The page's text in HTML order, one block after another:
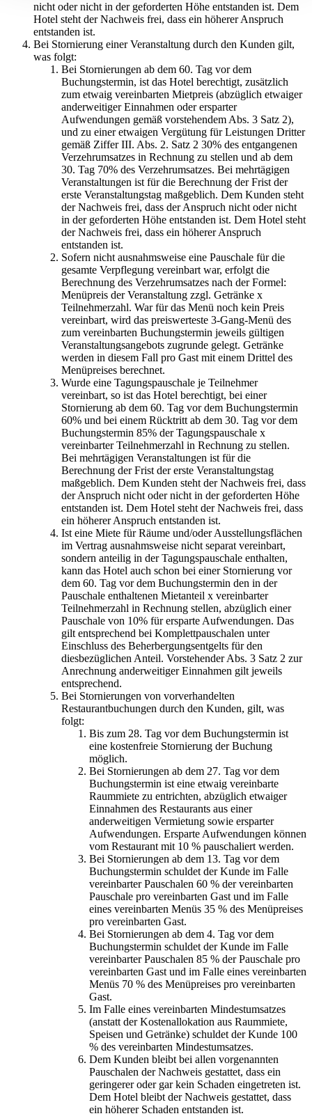
nicht oder nicht in der geforderten Höhe entstanden ist. Dem
Hotel steht der Nachweis frei, dass ein höherer Anspruch
entstanden ist.
Bei Stornierung einer Veranstaltung durch den Kunden gilt,
was folgt:
Bei Stornierungen ab dem 60. Tag vor dem
Buchungstermin, ist das Hotel berechtigt, zusätzlich
zum etwaig vereinbarten Mietpreis (abzüglich etwaiger
anderweitiger Einnahmen oder ersparter
Aufwendungen gemäß vorstehendem Abs. 3 Satz 2),
und zu einer etwaigen Vergütung für Leistungen Dritter
gemäß Ziffer III. Abs. 2. Satz 2 30% des entgangenen
Verzehrumsatzes in Rechnung zu stellen und ab dem
30. Tag 70% des Verzehrumsatzes. Bei mehrtägigen
Veranstaltungen ist für die Berechnung der Frist der
erste Veranstaltungstag maßgeblich. Dem Kunden steht
der Nachweis frei, dass der Anspruch nicht oder nicht
in der geforderten Höhe entstanden ist. Dem Hotel steht
der Nachweis frei, dass ein höherer Anspruch
entstanden ist.
Sofern nicht ausnahmsweise eine Pauschale für die
gesamte Verpflegung vereinbart war, erfolgt die
Berechnung des Verzehrumsatzes nach der Formel:
Menüpreis der Veranstaltung zzgl. Getränke x
Teilnehmerzahl. War für das Menü noch kein Preis
vereinbart, wird das preiswerteste 3-Gang-Menü des
zum vereinbarten Buchungstermin jeweils gültigen
Veranstaltungsangebots zugrunde gelegt. Getränke
werden in diesem Fall pro Gast mit einem Drittel des
Menüpreises berechnet.
Wurde eine Tagungspauschale je Teilnehmer
vereinbart, so ist das Hotel berechtigt, bei einer
Stornierung ab dem 60. Tag vor dem Buchungstermin
60% und bei einem Rücktritt ab dem 30. Tag vor dem
Buchungstermin 85% der Tagungspauschale x
vereinbarter Teilnehmerzahl in Rechnung zu stellen.
Bei mehrtägigen Veranstaltungen ist für die
Berechnung der Frist der erste Veranstaltungstag
maßgeblich. Dem Kunden steht der Nachweis frei, dass
der Anspruch nicht oder nicht in der geforderten Höhe
entstanden ist. Dem Hotel steht der Nachweis frei, dass
ein höherer Anspruch entstanden ist.
Ist eine Miete für Räume und/oder Ausstellungsflächen
im Vertrag ausnahmsweise nicht separat vereinbart,
sondern anteilig in der Tagungspauschale enthalten,
kann das Hotel auch schon bei einer Stornierung vor
dem 60. Tag vor dem Buchungstermin den in der
Pauschale enthaltenen Mietanteil x vereinbarter
Teilnehmerzahl in Rechnung stellen, abzüglich einer
Pauschale von 10% für ersparte Aufwendungen. Das
gilt entsprechend bei Komplettpauschalen unter
Einschluss des Beherbergungsentgelts für den
diesbezüglichen Anteil. Vorstehender Abs. 3 Satz 2 zur
Anrechnung anderweitiger Einnahmen gilt jeweils
entsprechend.
Bei Stornierungen von vorverhandelten
Restaurantbuchungen durch den Kunden, gilt, was
folgt:
Bis zum 28. Tag vor dem Buchungstermin ist
eine kostenfreie Stornierung der Buchung
möglich.
Bei Stornierungen ab dem 27. Tag vor dem
Buchungstermin ist eine etwaig vereinbarte
Raummiete zu entrichten, abzüglich etwaiger
Einnahmen des Restaurants aus einer
anderweitigen Vermietung sowie ersparter
Aufwendungen. Ersparte Aufwendungen können
vom Restaurant mit 10 % pauschaliert werden.
Bei Stornierungen ab dem 13. Tag vor dem
Buchungstermin schuldet der Kunde im Falle
vereinbarter Pauschalen 60 % der vereinbarten
Pauschale pro vereinbarten Gast und im Falle
eines vereinbarten Menüs 35 % des Menüpreises
pro vereinbarten Gast.
Bei Stornierungen ab dem 4. Tag vor dem
Buchungstermin schuldet der Kunde im Falle
vereinbarter Pauschalen 85 % der Pauschale pro
vereinbarten Gast und im Falle eines vereinbarten
Menüs 70 % des Menüpreises pro vereinbarten
Gast.
Im Falle eines vereinbarten Mindestumsatzes
(anstatt der Kostenallokation aus Raummiete,
Speisen und Getränke) schuldet der Kunde 100
% des vereinbarten Mindestumsatzes.
Dem Kunden bleibt bei allen vorgenannten
Pauschalen der Nachweis gestattet, dass ein
geringerer oder gar kein Schaden eingetreten ist.
Dem Hotel bleibt der Nachweis gestattet, dass
ein höherer Schaden entstanden ist.